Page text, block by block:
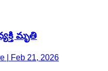
మృతి
| Feb 21, 2026